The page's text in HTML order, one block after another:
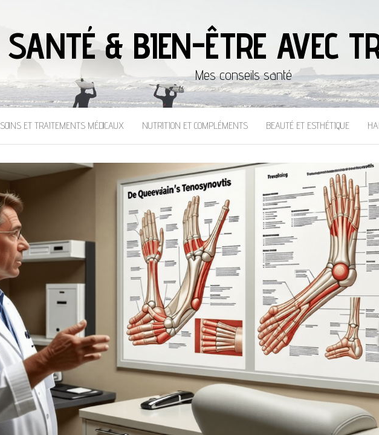
SANTÉ & BIEN-ÊTRE AVEC
Mes conseils santé
SOINS ET TRAITEMENTS MÉDICAUX NUTRITION ET COMPLÉMENTS BEAUTÉ ET ESTHÉTIQUE